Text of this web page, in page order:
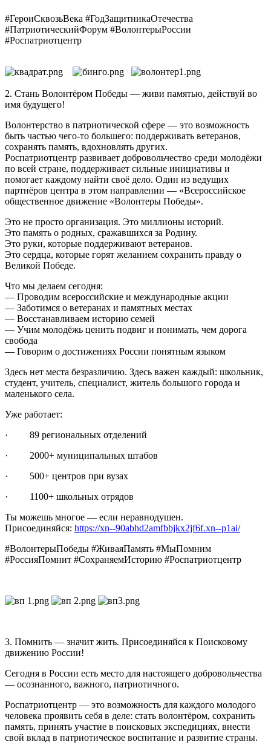
#ГероиСквозьВека #ГодЗащитникаОтечества
#ПатриотическийФорум #ВолонтерыРоссии
#Роспатриотцентр
2. Стань Волонтёром Победы — живи памятью, действуй во
имя будущего!
Волонтерство в патриотической сфере — это возможность
быть частью чего-то большего: поддерживать ветеранов,
сохранять память, вдохновлять других.
Роспатриотцентр развивает добровольчество среди молодёжи
по всей стране, поддерживает сильные инициативы и
помогает каждому найти своё дело. Один из ведущих
партнёров центра в этом направлении — «Всероссийское
общественное движение «Волонтеры Победы».
Это не просто организация. Это миллионы историй.
Это память о родных, сражавшихся за Родину.
Это руки, которые поддерживают ветеранов.
Это сердца, которые горят желанием сохранить правду о
Великой Победе.
Что мы делаем сегодня:
— Проводим всероссийские и международные акции
— Заботимся о ветеранах и памятных местах
— Восстанавливаем историю семей
— Учим молодёжь ценить подвиг и понимать, чем дорога
свобода
— Говорим о достижениях России понятным языком
Здесь нет места безразличию. Здесь важен каждый: школьник,
студент, учитель, специалист, житель большого города и
маленького села.
Уже работает:
· 89 региональных отделений
· 2000+ муниципальных штабов
· 500+ центров при вузах
· 1100+ школьных отрядов
Ты можешь многое — если неравнодушен.
Присоединяйся: https://xn--90abhd2amfbbjkx2jf6f.xn--p1ai/
#ВолонтерыПобеды #ЖиваяПамять #МыПомним
#РоссияПомнит #СохраняемИсторию #Роспатриотцентр
3. Помнить — значит жить. Присоединяйся к Поисковому
движению России!
Сегодня в России есть место для настоящего добровольчества
— осознанного, важного, патриотичного.
Роспатриотцентр — это возможность для каждого молодого
человека проявить себя в деле: стать волонтёром, сохранить
память, принять участие в поисковых экспедициях, внести
свой вклад в патриотическое воспитание и развитие страны.